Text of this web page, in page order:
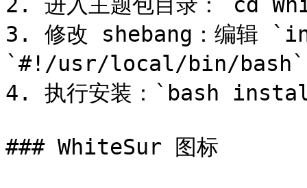
3. 修改 shebang：编辑
`#!/usr/local/bin/bash`，
4. 执行安装：`bash
### WhiteSur 图标